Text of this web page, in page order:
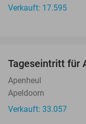
Verkauft: 17.595
Tageseintritt für
Apenheul
Apeldoorn
Verkauft: 33.057